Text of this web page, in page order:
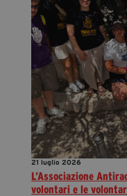
21 luglio 2026
L’Associazione
volontari e le